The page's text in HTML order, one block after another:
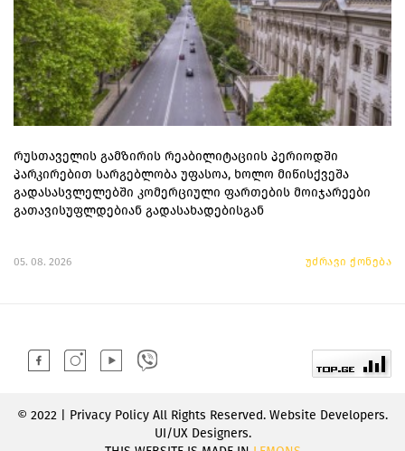
რუსთაველის გამზირის რეაბილიტაციის პერიოდში
პარკირებით სარგებლობა უფასოა, ხოლო მიწისქვეშა
გადასასვლელებში კომერციული ფართების მოიჯარეები
გათავისუფლდებიან გადასახადებისგან
05. 08. 2026 უძრავი ქონება
© 2022 | Privacy Policy All Rights Reserved. Website Developers.
UI/UX Designers.